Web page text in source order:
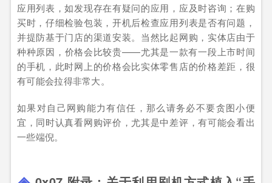
应用列表，如发现存在有疑问的应用，应及时咨询；在购
买时，仔细检验包装，开机后检查应用列表是否有问题，
并提防基于门店的渠道安装。当然比起网购，实体店由于
种种原因，价格会比较贵——尤其是一款有一段上市时间
的手机，此时网上的价格会比实体零售店的价格差距，很
有可能会拉得非常大。
如果对自己网购能力有信任，那么请务必不要贪图小便
宜，同时认真看网购评价，尤其是中差评，有可能会看出
一些端倪。